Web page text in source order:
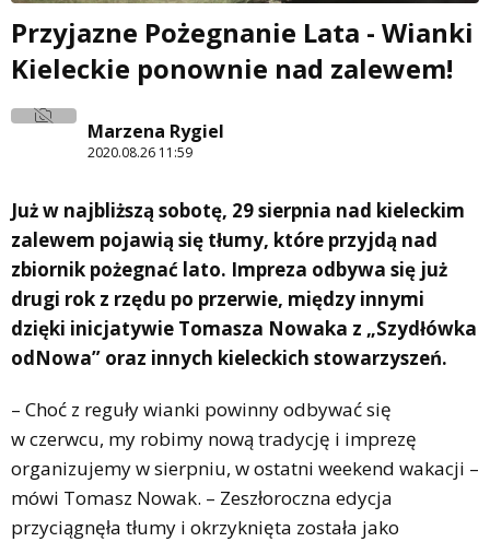
Przyjazne Pożegnanie Lata - Wianki
Kieleckie ponownie nad zalewem!
Marzena Rygiel
2020.08.26 11:59
Już w najbliższą sobotę, 29 sierpnia nad kieleckim
zalewem pojawią się tłumy, które przyjdą nad
zbiornik pożegnać lato. Impreza odbywa się już
drugi rok z rzędu po przerwie, między innymi
dzięki inicjatywie Tomasza Nowaka z „Szydłówka
odNowa” oraz innych kieleckich stowarzyszeń.
– Choć z reguły wianki powinny odbywać się
w czerwcu, my robimy nową tradycję i imprezę
organizujemy w sierpniu, w ostatni weekend wakacji –
mówi Tomasz Nowak. – Zeszłoroczna edycja
przyciągnęła tłumy i okrzyknięta została jako